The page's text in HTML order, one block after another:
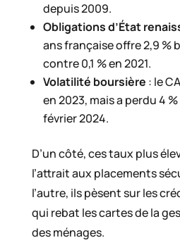
depuis 2009.
Obligations d’État
ans française offre 2,9 %
contre 0,1 % en 2021.
Volatilité boursière : le
en 2023, mais a perdu 4
février 2024.
D’un côté, ces taux plus
l’attrait aux placements
l’autre, ils pèsent sur les
qui rebat les cartes de la
des ménages.